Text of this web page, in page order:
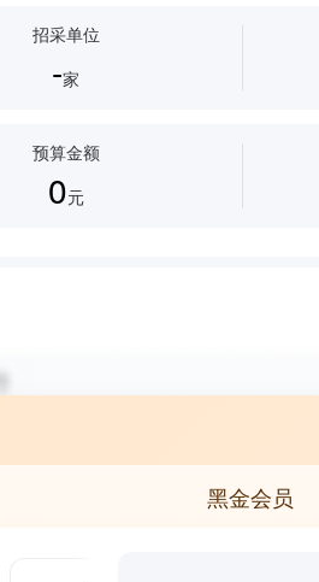
招采单位
-家
预算金额
0元
黑金会员